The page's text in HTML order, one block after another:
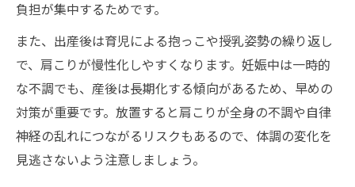
負担が集中するためです。
また、出産後は育児による抱っこや授乳姿勢の繰り返し
で、肩こりが慢性化しやすくなります。妊娠中は一時的
な不調でも、産後は長期化する傾向があるため、早めの
対策が重要です。放置すると肩こりが全身の不調や自律
神経の乱れにつながるリスクもあるので、体調の変化を
見逃さないよう注意しましょう。